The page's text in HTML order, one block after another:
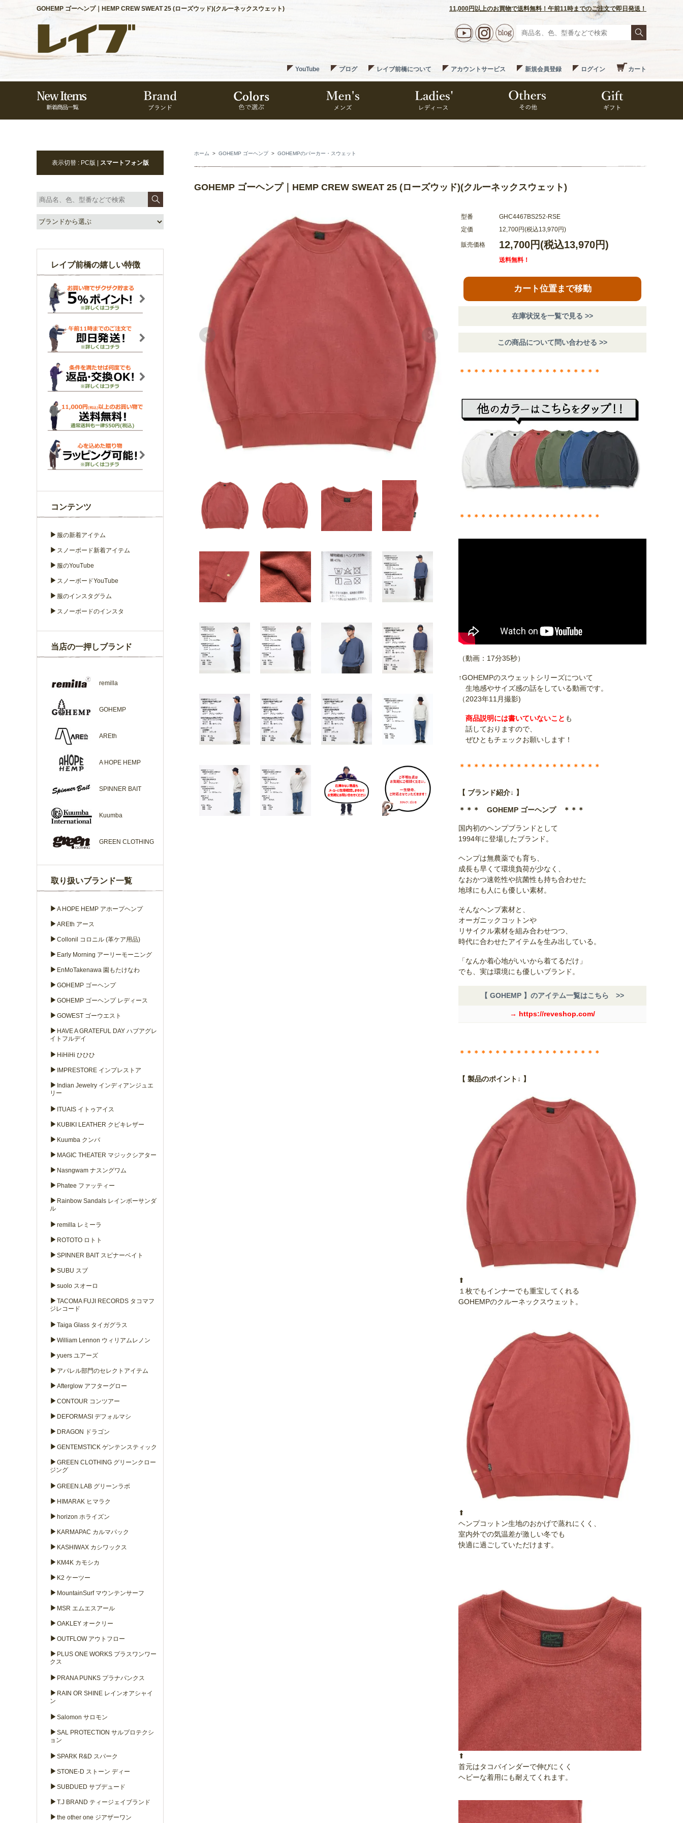
GOHEMP ゴーヘンプ｜HEMP CREW SWEAT 25 (ローズウッド)(クルーネックスウェット) 11,000円以上のお買物で送料無料！午前11時までのご注文で即日発送！
YouTube ブログ レイブ前橋について アカウントサービス 新規会員登録 ログイン カート
ホーム > GOHEMP ゴーヘンプ > GOHEMPのパーカー・スウェット
GOHEMP ゴーヘンプ｜HEMP CREW SWEAT 25 (ローズウッド)(クルーネックスウェット)
型番
GHC4467BS252-RSE
定価
12,700円(税込13,970円)
販売価格 12,700円(税込13,970円)
送料無料！
カート位置まで移動
在庫状況を一覧で見る >>
この商品について問い合わせる >>
＊＊＊＊＊＊＊＊＊＊＊＊＊＊＊＊＊＊＊＊
＊＊＊＊＊＊＊＊＊＊＊＊＊＊＊＊＊＊＊＊
（動画：17分35秒）
↑GOHEMPのスウェットシリーズについて
生地感やサイズ感の話をしている動画です。
（2023年11月撮影)
商品説明には書いていないこと も
話しておりますので、
ぜひともチェックお願いします！
＊＊＊＊＊＊＊＊＊＊＊＊＊＊＊＊＊＊＊＊
【 ブランド紹介↓ 】
＊＊＊ GOHEMP ゴーヘンプ ＊＊＊
国内初のヘンプブランドとして
1994年に登場したブランド。
ヘンプは無農薬でも育ち、
成長も早くて環境負荷が少なく、
なおかつ速乾性や抗菌性も持ち合わせた
地球にも人にも優しい素材。
そんなヘンプ素材と、
オーガニックコットンや
リサイクル素材を組み合わせつつ、
時代に合わせたアイテムを生み出している。
「なんか着心地がいいから着てるだけ」
でも、実は環境にも優しいブランド。
【 GOHEMP 】のアイテム一覧はこちら >>
→ https://reveshop.com/
＊＊＊＊＊＊＊＊＊＊＊＊＊＊＊＊＊＊＊＊
【 製品のポイント↓ 】
⬆︎
１枚でもインナーでも重宝してくれる
GOHEMPのクルーネックスウェット。
⬆︎
ヘンプコットン生地のおかげで蒸れにくく、
室内外での気温差が激しい冬でも
快適に過ごしていただけます。
⬆︎
首元はタコバインダーで伸びにくく
ヘビーな着用にも耐えてくれます。
表示切替 : PC版 | スマートフォン版
レイブ前橋の嬉しい特徴
コンテンツ
▶ 服の新着アイテム
▶ スノーボード新着アイテム
▶ 服のYouTube
▶ スノーボードYouTube
▶ 服のインスタグラム
▶ スノーボードのインスタ
当店の一押しブランド
remilla
GOHEMP
AREth
A HOPE HEMP
SPINNER BAIT
Kuumba
GREEN CLOTHING
取り扱いブランド一覧
▶ A HOPE HEMP アホープヘンプ
▶ AREth アース
▶ Collonil コロニル (革ケア用品)
▶ Early Morning アーリーモーニング
▶ EnMoTakenawa 園もたけなわ
▶ GOHEMP ゴーヘンプ
▶ GOHEMP ゴーヘンプ レディース
▶ GOWEST ゴーウエスト
▶ HAVE A GRATEFUL DAY ハブアグレ
イトフルデイ
▶ HiHiHi ひひひ
▶ IMPRESTORE インプレストア
▶ Indian Jewelry インディアンジュエ
リー
▶ ITUAIS イトゥアイス
▶ KUBIKI LEATHER クビキレザー
▶ Kuumba クンバ
▶ MAGIC THEATER マジックシアター
▶ Nasngwam ナスングワム
▶ Phatee ファッティー
▶ Rainbow Sandals レインボーサンダ
ル
▶ remilla レミーラ
▶ ROTOTO ロトト
▶ SPINNER BAIT スピナーベイト
▶ SUBU スブ
▶ suolo スオーロ
▶ TACOMA FUJI RECORDS タコマフ
ジレコード
▶ Taiga Glass タイガグラス
▶ William Lennon ウィリアムレノン
▶ yuers ユアーズ
▶ アパレル部門のセレクトアイテム
▶ Afterglow アフターグロー
▶ CONTOUR コンツアー
▶ DEFORMASI デフォルマシ
▶ DRAGON ドラゴン
▶ GENTEMSTICK ゲンテンスティック
▶ GREEN CLOTHING グリーンクロー
ジング
▶ GREEN.LAB グリーンラボ
▶ HIMARAK ヒマラク
▶ horizon ホライズン
▶ KARMAPAC カルマパック
▶ KASHIWAX カシワックス
▶ KM4K カモシカ
▶ K2 ケーツー
▶ MountainSurf マウンテンサーフ
▶ MSR エムエスアール
▶ OAKLEY オークリー
▶ OUTFLOW アウトフロー
▶ PLUS ONE WORKS プラスワンワー
クス
▶ PRANA PUNKS プラナパンクス
▶ RAIN OR SHINE レインオアシャイ
ン
▶ Salomon サロモン
▶ SAL PROTECTION サルプロテクシ
ョン
▶ SPARK R&D スパーク
▶ STONE-D ストーン ディー
▶ SUBDUED サブデュード
▶ T.J BRAND ティージェイブランド
▶ the other one ジアザーワン